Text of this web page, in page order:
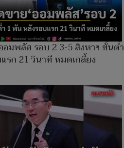
อมพลัส รอบ 2 3-5 สิงหาฯ ขั้นต่ำ
รก 21 วินาที หมดเกลี้ยง